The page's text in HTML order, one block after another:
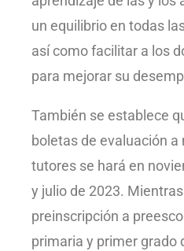
un equilibrio en todas
así como facilitar a los
para mejorar su
También se establece
boletas de evaluación a
tutores se hará en
y julio de 2023.
preinscripción a
primaria y primer grado